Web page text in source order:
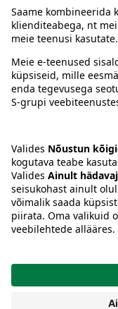
Juhised
Tingimused
Keel:ETENRU